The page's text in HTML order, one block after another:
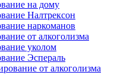
на дому
Налтрексон
наркоманов
от алкоголизма
уколом
Эспераль
от алкоголизма